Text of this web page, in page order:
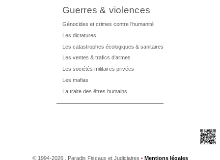
Guerres & violences
Génocides et crimes contre l’humanité
Les dictatures
Les catastrophes écologiques & sanitaires
Les ventes & trafics d’armes
Les sociétés militaires privées
Les mafias
La traite des êtres humains
©1994-2026 , Paradis Fiscaux et Judiciaires • Mentions légales